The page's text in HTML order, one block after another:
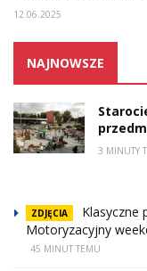
12.06.2025
NAJNOWSZE
3 MINUTY
ZDJĘCIA
Klasyczne
Motoryzacyjny
45 MINUT TEMU